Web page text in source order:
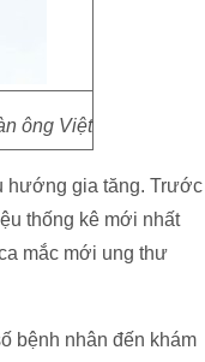
ông Việt
hướng gia tăng. Trước
thống kê mới nhất
mắc mới ung thư
bệnh nhân đến khám